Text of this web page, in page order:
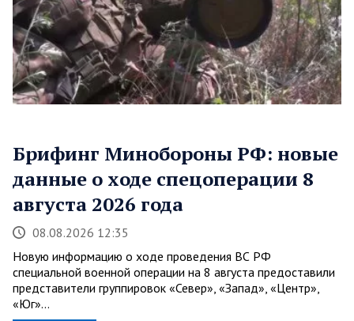
Брифинг Минобороны РФ: новые
данные о ходе спецоперации 8
августа 2026 года
08.08.2026 12:35
Новую информацию о ходе проведения ВС РФ
специальной военной операции на 8 августа предоставили
представители группировок «Север», «Запад», «Центр»,
«Юг»…